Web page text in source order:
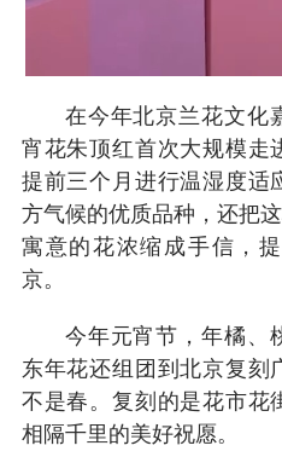
在今年北京兰花文化
宵花朱顶红首次大规模走
提前三个月进行温湿度适
方气候的优质品种，还把
寓意的花浓缩成手信，
京。
今年元宵节，年橘、
东年花还组团到北京复刻
不是春。复刻的是花市花
相隔千里的美好祝愿。